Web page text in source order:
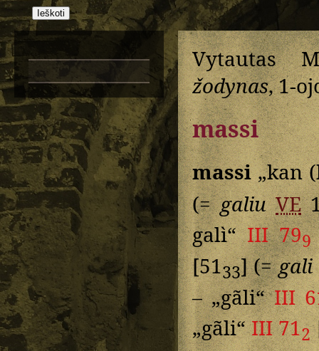
Vytautas
žodynas, 1-
massi
massi„kan
(=galiu VE
galì“III 799
[5133] (=gali
– „gãli“III
„gãli“III 712